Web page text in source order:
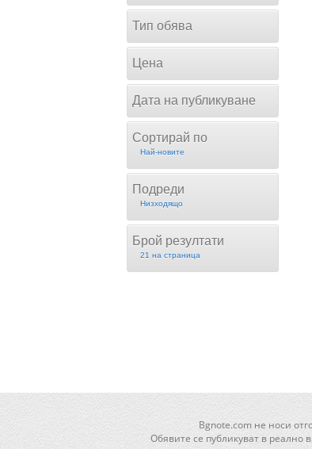
Тип обява
Цена
Дата на публикуване
Сортирай по
Най-новите
Подреди
Низходящо
Брой резултати
21 на страница
Bgnote.com не носи
Обявите се публикуват в реално